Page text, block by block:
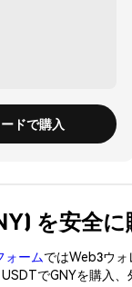
ドで購入
を安全
ォームではWeb3ウォ
でGNYを購入